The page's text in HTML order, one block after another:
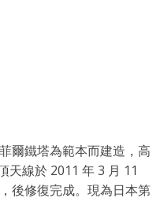
爾鐵塔為範本而建造，高
天線於 2011 年 3 月 11
後修復完成。現為日本第